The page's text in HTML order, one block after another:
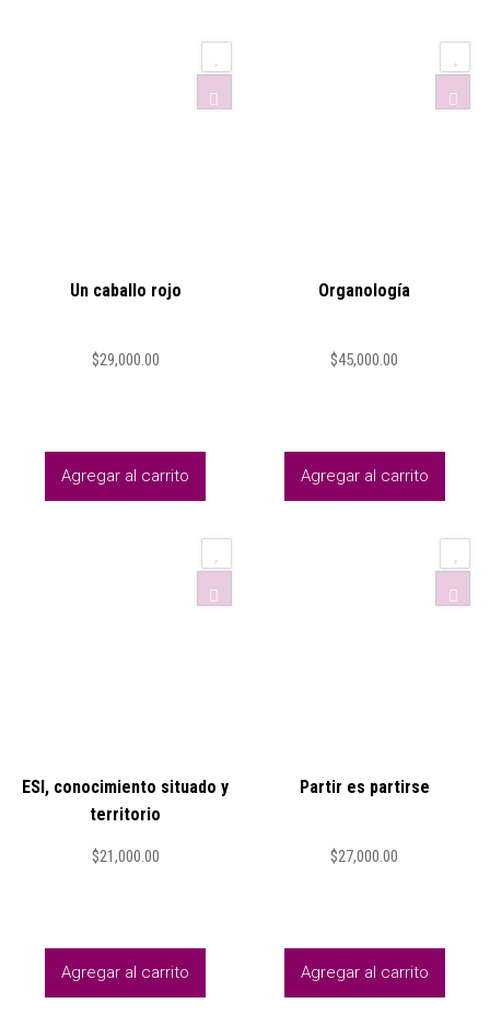
Un caballo rojo
$29,000.00
Agregar al carrito
Organología
$45,000.00
Agregar al carrito
ESI, conocimiento situado y
territorio
$21,000.00
Agregar al carrito
Partir es partirse
$27,000.00
Agregar al carrito